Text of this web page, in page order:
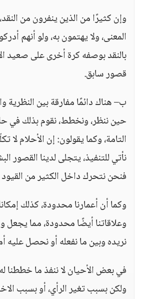
وإن كثيرًا من الذين ينفرون من
المعنى، ولا يهتمون به، ولو أنهم
بالنقد بوصفه كرة أخرى على صعيد
قصور سابق.
ب– هناك دائمًا مفارقة بين النظرية
حين ننظر، ونخطط، نقوم بذلك في
التامة، وكما يقولون: إن الأحلام لا
نأتي للتنفيذ، يتجلى لدينا القصور
فنحن نتحرك داخل الكثير من القيود
وكما أن أعمارنا محدودة، كذلك
وعلاقاتنا أيضًا محدودة، مما
نريده وبين ما نفعله أو نحصل عليه
في بعض الأحيان لا ننفذ ما خططنا
ولكن بسبب تغير الرأي، أو بسبب